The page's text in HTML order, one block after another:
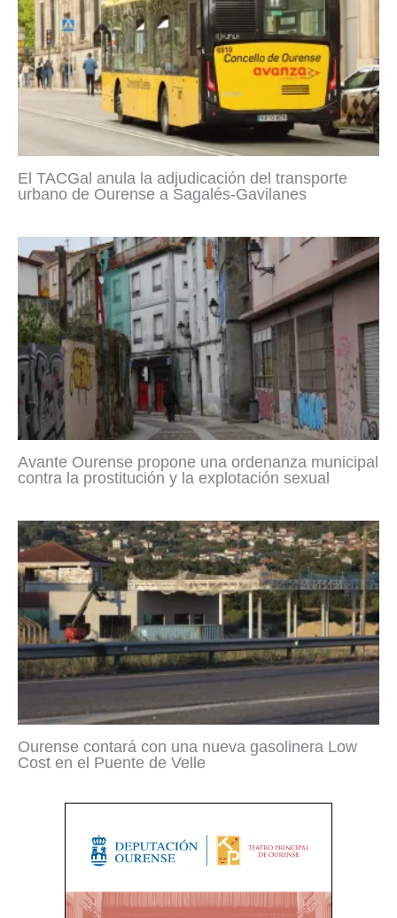
El TACGal anula la adjudicación del transporte
urbano de Ourense a Sagalés-Gavilanes
Avante Ourense propone una ordenanza municipal
contra la prostitución y la explotación sexual
Ourense contará con una nueva gasolinera Low
Cost en el Puente de Velle